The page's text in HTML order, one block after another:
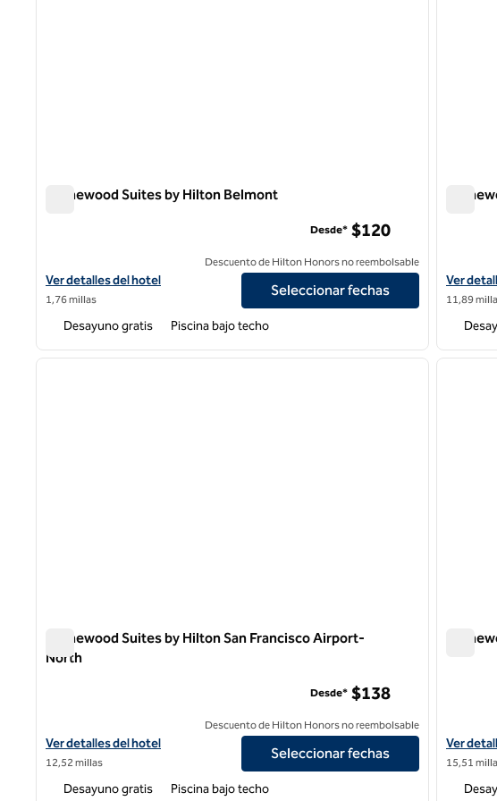
Homewood Suites by Hilton Belmont
Ver detalles del hotel Homewood Suites by Hilton Belmont
Ver detalles del hotel
1,76 millas
Desde* $120
Descuento de Hilton Honors no reembolsable
Seleccionar fechas
Desayuno gratis Piscina bajo techo
Ver
Ver
11,89
1 de 12
siguiente imagen
Homewood Suites by Hilton San Francisco Airport-
North
Ver detalles del hotel Homewood Suites by Hilton San Francisco Airport-North
Ver detalles del hotel
12,52 millas
Desde* $138
Descuento de Hilton Honors no reembolsable
Seleccionar fechas
Desayuno gratis Piscina bajo techo
1 de 9
Ver
Ver
15,51